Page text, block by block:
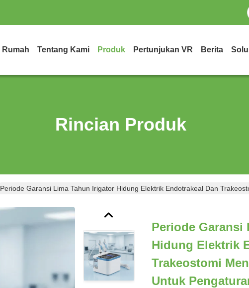
Rumah Tentang Kami Produk Pertunjukan VR Berita
Rincian Produk
Periode Garansi Lima Tahun Irigator Hidung Elektrik Endotrakeal Dan
Periode Garansi
Hidung Elektrik
Trakeostomi
Untuk